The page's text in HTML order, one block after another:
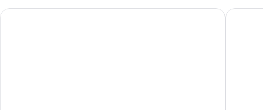
Ribatejo Villa - The Paradise in Portugal